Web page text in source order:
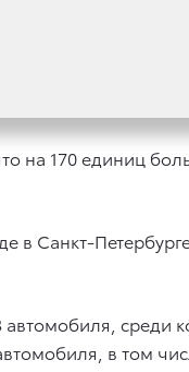
на 170 единиц
в Санкт-
автомобиля, среди
в том